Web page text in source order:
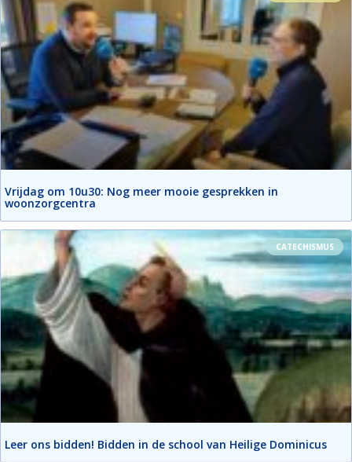
Vrijdag om 10u30: Nog meer mooie gesprekken in
woonzorgcentra
CATECHISMUS
Leer ons bidden! Bidden in de school van Heilige Dominicus